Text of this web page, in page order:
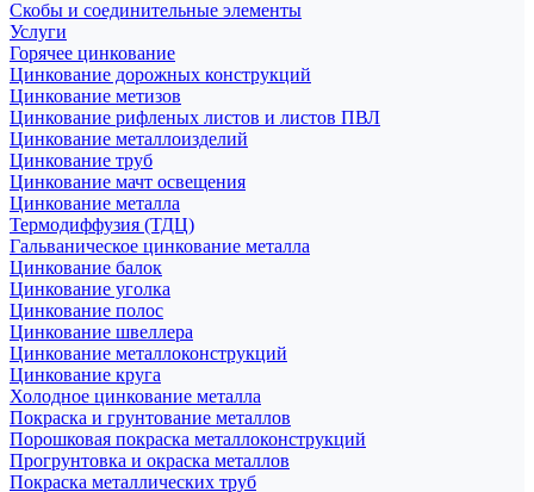
Скобы и соединительные элементы
Услуги
Горячее цинкование
Цинкование дорожных конструкций
Цинкование метизов
Цинкование рифленых листов и листов ПВЛ
Цинкование металлоизделий
Цинкование труб
Цинкование мачт освещения
Цинкование металла
Термодиффузия (ТДЦ)
Гальваническое цинкование металла
Цинкование балок
Цинкование уголка
Цинкование полос
Цинкование швеллера
Цинкование металлоконструкций
Цинкование круга
Холодное цинкование металла
Покраска и грунтование металлов
Порошковая покраска металлоконструкций
Прогрунтовка и окраска металлов
Покраска металлических труб